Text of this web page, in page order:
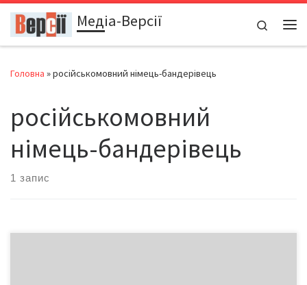
Перейти до вмістуМедіа-Версії
Search
Головна »російськомовний німець-бандерівець
російськомовний
німець-бандерівець
1 запис